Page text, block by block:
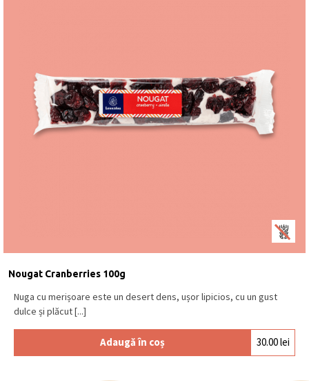
Nougat Cranberries 100g
Nuga cu merișoare este un desert dens, ușor lipicios, cu un gust
dulce și plăcut [...]
Adaugă în coș 30.00lei